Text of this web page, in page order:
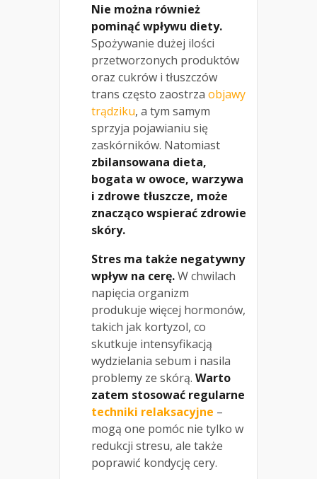
Nie można również
pominąć wpływu diety.
Spożywanie dużej ilości
przetworzonych produktów
oraz cukrów i tłuszczów
trans często zaostrza objawy
trądziku, a tym samym
sprzyja pojawianiu się
zaskórników. Natomiast
zbilansowana dieta,
bogata w owoce, warzywa
i zdrowe tłuszcze, może
znacząco wspierać zdrowie
skóry.
Stres ma także negatywny
wpływ na cerę.W chwilach
napięcia organizm
produkuje więcej hormonów,
takich jak kortyzol, co
skutkuje intensyfikacją
wydzielania sebum i nasila
problemy ze skórą. Warto
zatem stosować regularne
techniki relaksacyjne –
mogą one pomóc nie tylko w
redukcji stresu, ale także
poprawić kondycję cery.